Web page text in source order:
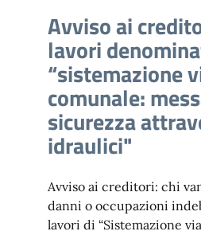
Avviso ai
lavori
“sistemazione
comunale:
sicurezza
idraulici"
Avviso ai creditori: chi
danni o occupazioni
lavori di “Sistemazione